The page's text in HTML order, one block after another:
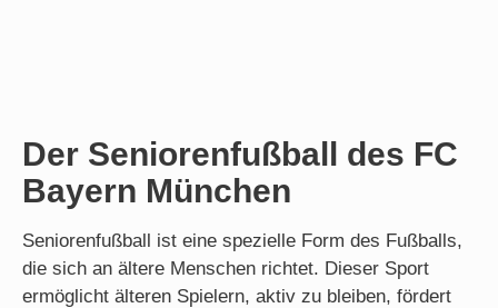
Der Seniorenfußball des FC
Bayern München
Seniorenfußball ist eine spezielle Form des Fußballs,
die sich an ältere Menschen richtet. Dieser Sport
ermöglicht älteren Spielern, aktiv zu bleiben, fördert